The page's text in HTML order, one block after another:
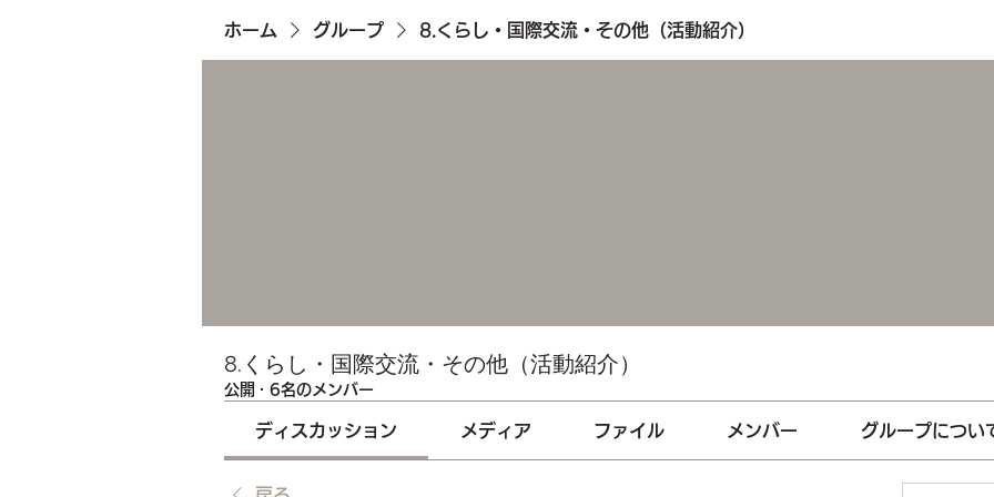
ホーム グループ 8.くらし・国際交流・その他（活動紹介）
8.くらし・国際交流・その他（活動紹介）
公開 · 6名のメンバー
ディスカッション メディア ファイル メンバー グループについ